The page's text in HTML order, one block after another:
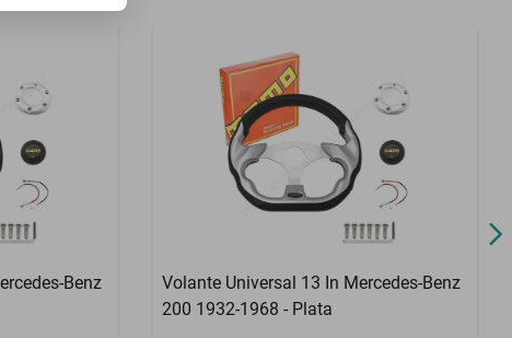
Benz
Volante Universal 13 In Mercedes-Benz
200 1932-1968 - Plata